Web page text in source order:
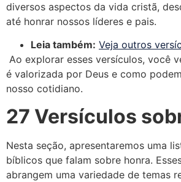
diversos aspectos da vida cristã,
até honrar nossos líderes e pais.
Leia também: Veja outros
Ao explorar esses versículos, você
é valorizada por Deus e como
nosso cotidiano.
27 Versículos
Nesta seção, apresentaremos uma
bíblicos que falam sobre honra.
abrangem uma variedade de temas